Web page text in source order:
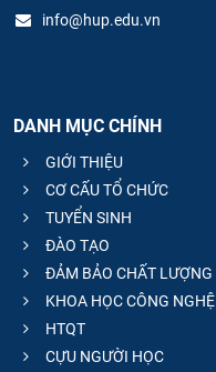
info@hup.edu.vn
DANH MỤC CHÍNH
GIỚI THIỆU
CƠ CẤU TỔ CHỨC
TUYỂN SINH
ĐÀO TẠO
ĐẢM BẢO CHẤT LƯỢNG
KHOA HỌC CÔNG NGHỆ
HTQT
CỰU NGƯỜI HỌC